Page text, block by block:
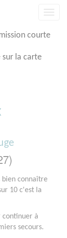
courte
sur la carte
bien connaître
10 c'est la
continuer à
secours.